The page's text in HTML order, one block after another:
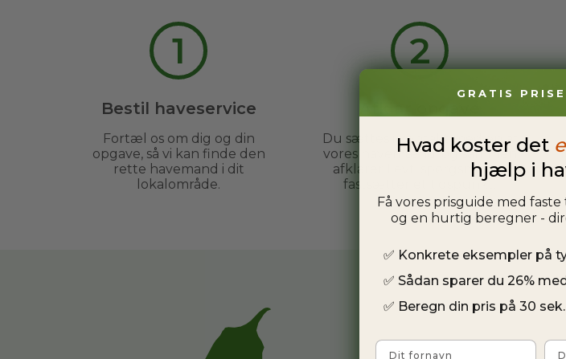
1
Bestil haveservice
Fortæl os om dig og din
opgave, så vi kan finde den
rette havemand i dit
lokalområde.
2
Du sættes i kontakt med en af
vores havemænd, og sammen
afklarer I evt. spørgsmål og
fastsætter et tidspunkt.
GRATIS
Hvad koster det
hjælp i
Få vores prisguide med
og en hurtig beregner -
✅ Konkrete eksempler på
✅ Sådan sparer du 26%
✅ Beregn din pris på 30 sek.
Fornavn